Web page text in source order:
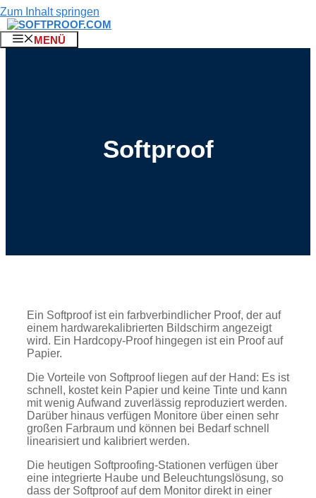
Zum Inhalt springen
MENÜ
Softproof
Ein Softproof ist ein farbverbindlicher Proof, der auf
einem hardwarekalibrierten Bildschirm angezeigt
wird. Ein Hardcopy-Proof hingegen ist ein Proof auf
Papier.
Die Vorteile von Softproof liegen auf der Hand: Es ist
schnell, kostet kein Papier und keine Tinte und kann
mit wenig Aufwand zuverlässig reproduziert werden.
Darüber hinaus verfügen Monitore über einen sehr
großen Farbraum und können bei Bedarf schnell
linearisiert und kalibriert werden.
Die heutigen Softproofing-Stationen verfügen über
eine integrierte Haube und Beleuchtungslösung, so
dass der Softproof auf dem Monitor direkt in einer